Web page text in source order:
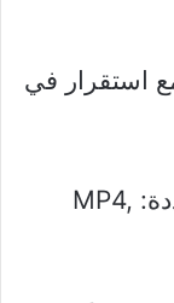
استقرار في
دعم قوائم التشغيل بصيغ متعددة: MP4,